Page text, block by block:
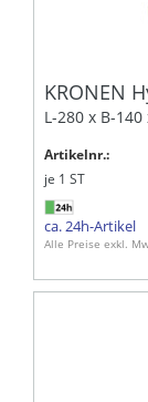
KRONEN
L-280 x B-
Artikelnr.:
je 1 ST
ca. 24h-Artikel
Alle Preise exkl.